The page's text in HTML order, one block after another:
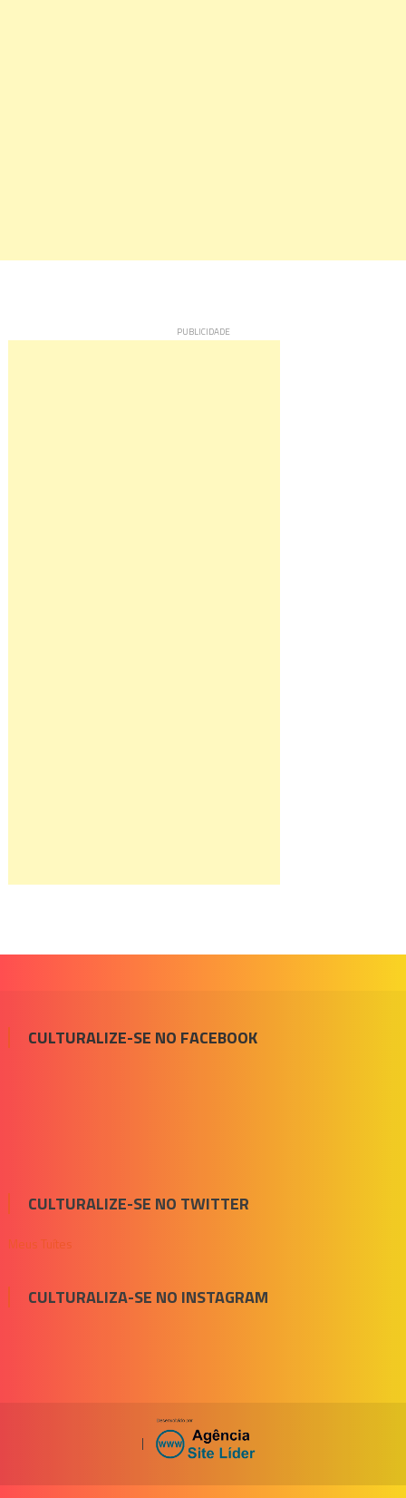
CULTURALIZE-SE NO FACEBOOK
CULTURALIZE-SE NO TWITTER
Meus Tuítes
CULTURALIZA-SE NO INSTAGRAM
|